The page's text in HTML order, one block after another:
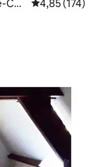
Col
Évaluation
4,85 (174)